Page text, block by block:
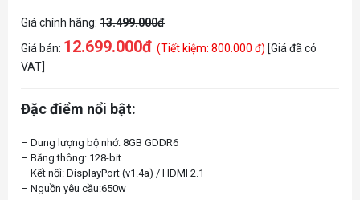
Giá chính hãng: 13.499.000đ
Giá bán: 12.699.000đ (Tiết kiệm: 800.000 đ) [Giá đã có
VAT]
Đặc điểm nổi bật:
– Dung lượng bộ nhớ: 8GB GDDR6
– Băng thông: 128-bit
– Kết nối: DisplayPort (v1.4a) / HDMI 2.1